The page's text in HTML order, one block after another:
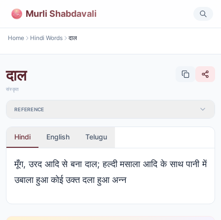
Murli Shabdavali
Home Hindi Words दाल
दाल
संस्कृत
REFERENCE
Hindi English Telugu
मूँग, उरद आदि से बना दाल; हल्दी मसाला आदि के साथ पानी में
उबाला हुआ कोई उक्त दला हुआ अन्न